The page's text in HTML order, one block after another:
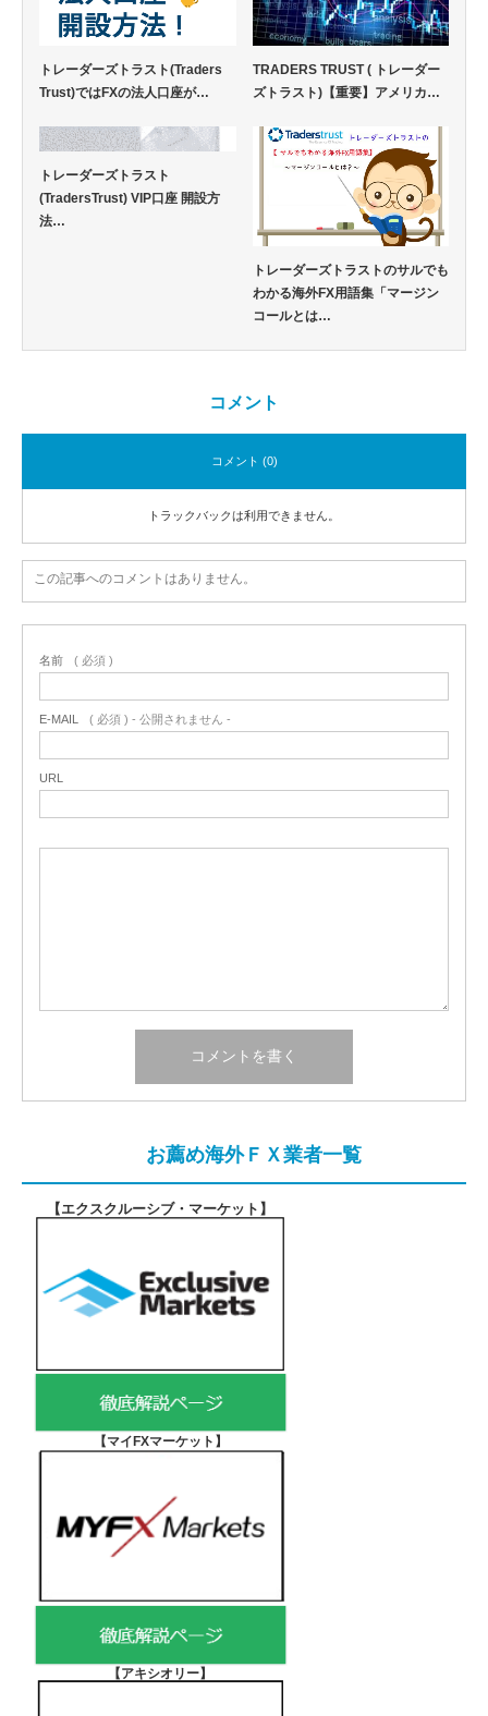
トレーダーズトラスト(Traders
Trust)ではFXの法人口座が…
TRADERS TRUST ( トレーダー
ズトラスト)【重要】アメリカ…
トレーダーズトラスト
(TradersTrust) VIP口座 開設方
法…
トレーダーズトラストのサルでも
わかる海外FX用語集「マージン
コールとは…
コメント
コメント (0)
トラックバックは利用できません。
この記事へのコメントはありません。
名前 ( 必須 )
E-MAIL ( 必須 ) - 公開されません -
URL
お薦め海外ＦＸ業者一覧
【エクスクルーシブ・マーケット 】
【マイFXマーケット 】
【アキシオリー】